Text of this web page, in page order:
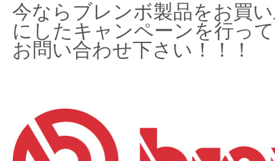
今ならブレンボ製品をお買
にしたキャンペーンを行っ
お問い合わせ下さい！！！